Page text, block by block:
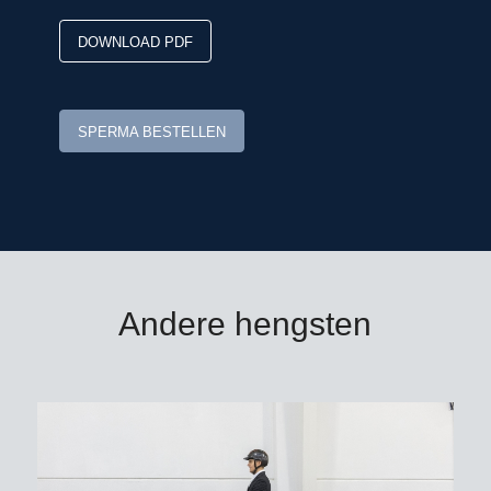
De derde moeder Farialla bracht de
(v. Chacco-Blue). Uit een dochter
stamt het 1m50-springpaard Chingona
Diablue PS: uit de Westfaalse stam
Rheinland, Westfalen en Zweden
DOWNLOAD PDF
SPERMA BESTELLEN
Andere hengsten